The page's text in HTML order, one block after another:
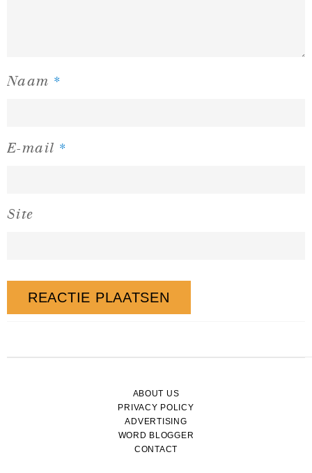
Naam *
E-mail *
Site
ABOUT US
PRIVACY POLICY
ADVERTISING
WORD BLOGGER
CONTACT